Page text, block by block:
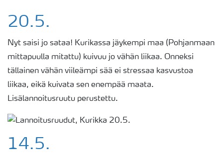
20.5.
Nyt saisi jo sataa! Kurikassa jäykempi maa (Pohjanmaan
mittapuulla mitattu) kuivuu jo vähän liikaa. Onneksi
tällainen vähän viileämpi sää ei stressaa kasvustoa
liikaa, eikä kuivata sen enempää maata.
Lisälannoitusruutu perustettu.
14.5.